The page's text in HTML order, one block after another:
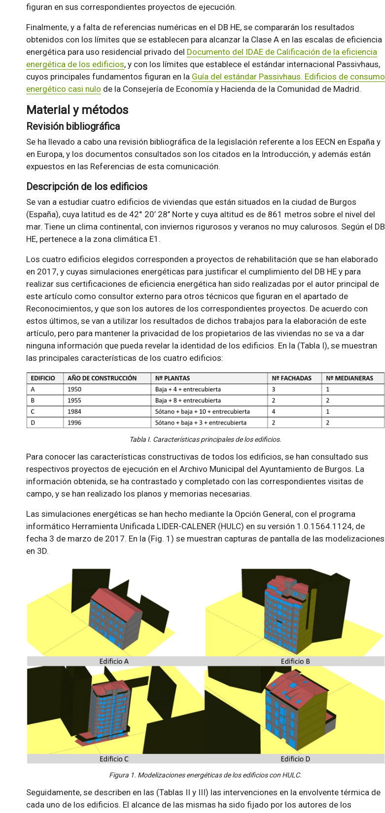
figuran en sus correspondientes proyectos de ejecución.
Finalmente, y a falta de referencias numéricas en el DB HE, se compararán los resultados
obtenidos con los límites que se establecen para alcanzar la Clase A en las escalas de eficiencia
energética para uso residencial privado del Documento del IDAE de Calificación de la eficiencia
energética de los edificios, y con los límites que establece el estándar internacional Passivhaus,
cuyos principales fundamentos figuran en la Guía del estándar Passivhaus. Edificios de consumo
energético casi nulo de la Consejería de Economía y Hacienda de la Comunidad de Madrid.
Material y métodos
Revisión bibliográfica
Se ha llevado a cabo una revisión bibliográfica de la legislación referente a los EECN en España y
en Europa, y los documentos consultados son los citados en la Introducción, y además están
expuestos en las Referencias de esta comunicación.
Descripción de los edificios
Se van a estudiar cuatro edificios de viviendas que están situados en la ciudad de Burgos
(España), cuya latitud es de 42° 20’ 28’’ Norte y cuya altitud es de 861 metros sobre el nivel del
mar. Tiene un clima continental, con inviernos rigurosos y veranos no muy calurosos. Según el DB
HE, pertenece a la zona climática E1.
Los cuatro edificios elegidos corresponden a proyectos de rehabilitación que se han elaborado
en 2017, y cuyas simulaciones energéticas para justificar el cumplimiento del DB HE y para
realizar sus certificaciones de eficiencia energética han sido realizadas por el autor principal de
este artículo como consultor externo para otros técnicos que figuran en el apartado de
Reconocimientos, y que son los autores de los correspondientes proyectos. De acuerdo con
estos últimos, se van a utilizar los resultados de dichos trabajos para la elaboración de este
artículo, pero para mantener la privacidad de los propietarios de las viviendas no se va a dar
ninguna información que pueda revelar la identidad de los edificios. En la (Tabla I), se muestran
las principales características de los cuatro edificios:
Tabla I. Características principales de los edificios.
Para conocer las características constructivas de todos los edificios, se han consultado sus
respectivos proyectos de ejecución en el Archivo Municipal del Ayuntamiento de Burgos. La
información obtenida, se ha contrastado y completado con las correspondientes visitas de
campo, y se han realizado los planos y memorias necesarias.
Las simulaciones energéticas se han hecho mediante la Opción General, con el programa
informático Herramienta Unificada LIDER-CALENER (HULC) en su versión 1.0.1564.1124, de
fecha 3 de marzo de 2017. En la (Fig. 1) se muestran capturas de pantalla de las modelizaciones
en 3D.
Figura 1. Modelizaciones energéticas de los edificios con HULC.
Seguidamente, se describen en las (Tablas II y III) las intervenciones en la envolvente térmica de
cada uno de los edificios. El alcance de las mismas ha sido fijado por los autores de los